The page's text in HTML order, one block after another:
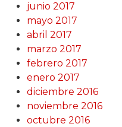
junio 2017
mayo 2017
abril 2017
marzo 2017
febrero 2017
enero 2017
diciembre 2016
noviembre 2016
octubre 2016